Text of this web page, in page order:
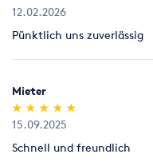
ungeöffnet (kein Anbruch).
Legitimation
Als Neukunde bitten wir
(Personalausweis).
12.02.2026
Pünktlich uns zuverlässig
Mieter
(*)
★
★
(*) ★
★
(*) ★
★
(*) ★
★
(*) ★
★
15.09.2025
Schnell und freundlich